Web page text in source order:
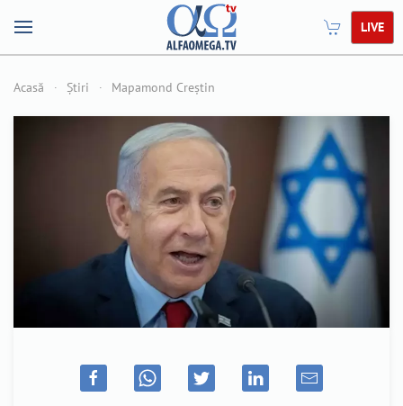
LIVE
Acasă Știri Mapamond Creștin